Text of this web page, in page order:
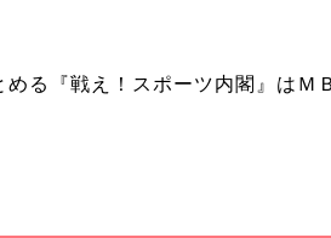
る『戦え！スポーツ内閣』はＭ